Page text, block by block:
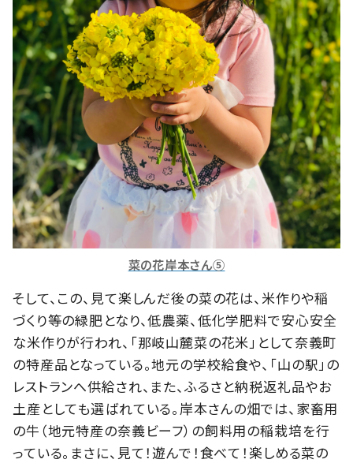
菜の花岸本さん⑤
そして、この、見て楽しんだ後の菜の花は、米作りや稲
づくり等の緑肥となり、低農薬、低化学肥料で安心安全
な米作りが行われ、「那岐山麓菜の花米」として奈義町
の特産品となっている。地元の学校給食や、「山の駅」の
レストランへ供給され、また、ふるさと納税返礼品やお
土産としても選ばれている。岸本さんの畑では、家畜用
の牛（地元特産の奈義ビーフ）の飼料用の稲栽培を行
っている。まさに、見て！遊んで！食べて！楽しめる菜の